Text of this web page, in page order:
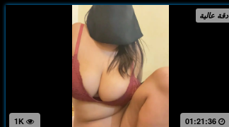
دقة عالية
01:21:36